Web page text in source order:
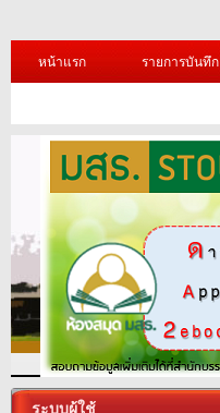
หน้าแรก รายการบันทึก
ระบบผู้ใช้